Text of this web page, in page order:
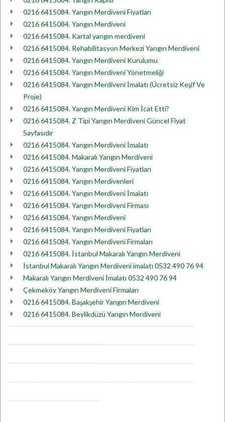
0216 6415084. Yangın Merdiveni Fiyatları
0216 6415084. Yangın Merdiveni
0216 6415084. Kartal yangın merdiveni
0216 6415084. Rehabilitasyon Merkezi Yangın Merdiveni
0216 6415084. Yangın Merdiveni Kurulumu
0216 6415084. Yangın Merdiveni Yönetmeliği
0216 6415084. Yangın Merdiveni İmalatı (Ücretsiz Keşif Ve
Proje)
0216 6415084. Yangın Merdiveni Kim İcat Etti?
0216 6415084. Z Tipi Yangın Merdiveni Güncel Fiyat
Sayfasıdır
0216 6415084. Yangın Merdiveni İmalatı
0216 6415084. Makaralı Yangın Merdiveni
0216 6415084. Yangın Merdiveni Fiyatları
0216 6415084. Yangın Merdivenleri
0216 6415084. Yangın Merdiveni İmalatı
0216 6415084. Yangın Merdiveni Firması
0216 6415084. Yangın Merdiveni
0216 6415084. Yangın Merdiveni Fiyatları
0216 6415084. Yangın Merdiveni Firmaları
0216 6415084. İstanbul Makaralı Yangın Merdiveni
İstanbul Makaralı Yangın Merdiveni imalatı 0532 490 76 94
Makaralı Yangın Merdiveni İmalatı 0532 490 76 94
Çekmeköy Yangın Merdiveni Firmaları
0216 6415084. Başakşehir Yangın Merdiveni
0216 6415084. Beylikdüzü Yangın Merdiveni